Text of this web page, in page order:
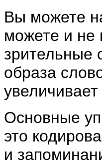
Вы можете
можете и не
зрительные
образа
Основные
это
и